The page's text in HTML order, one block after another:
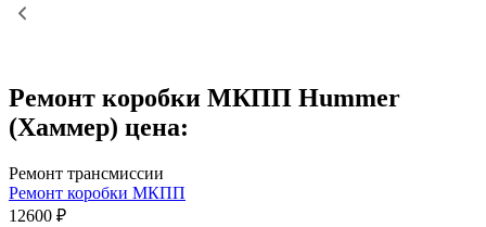
Ремонт коробки МКПП Hummer
(Хаммер) цена:
Ремонт трансмиссии
Ремонт коробки МКПП
12600 ₽